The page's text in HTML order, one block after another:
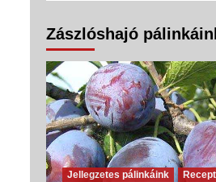
Zászlóshajó
Jellegzetes pálinkáink